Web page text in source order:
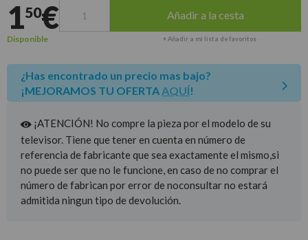
150€ Añadir a la cesta
Disponible + Añadir a mi lista de favoritos
¿Has encontrado un precio mas bajo?
¡MEJORAMOS TU OFERTA AQUÍ!
¡ATENCIÓN! No compre la pieza por el modelo de su
televisor. Tiene que tener en cuenta en número de
referencia de fabricante que sea exactamente el mismo,si
no puede ser que no le funcione, en caso de no comprar el
número de fabrican por error de noconsultar no estará
admitida ningun tipo de devolución.